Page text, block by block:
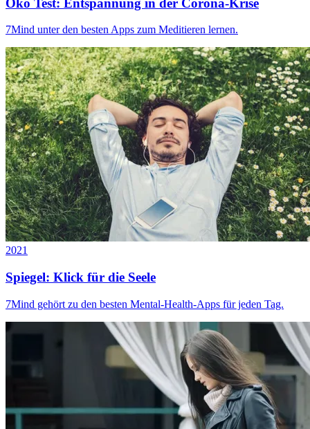
7Mind unter den besten Apps zum Meditieren lernen.
2021
Spiegel: Klick für die Seele
7Mind gehört zu den besten Mental-Health-Apps für jeden Tag.